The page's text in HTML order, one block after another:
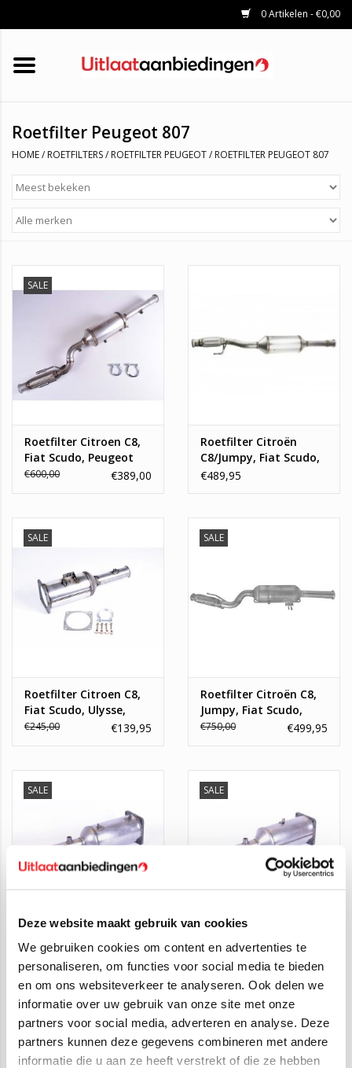
Deze website maakt gebruik van cookies
We gebruiken cookies om content en advertenties te
personaliseren, om functies voor social media te bieden
en om ons websiteverkeer te analyseren. Ook delen we
informatie over uw gebruik van onze site met onze
partners voor social media, adverteren en analyse. Deze
partners kunnen deze gegevens combineren met andere
informatie die u aan ze heeft verstrekt of die ze hebben
0 Artikelen - €0,00
HOME
KATALYSATOREN
UNIVERSELE UITLAATDELEN
Roetfilter Peugeot 807
HOME/ ROETFILTERS/ ROETFILTER PEUGEOT/ ROETFILTER PEUGEOT 807
SALE
Roetfilter Citroen C8,
Fiat Scudo, Peugeot
Expert, Peugeot 807
€600,00 €389,00
Roetfilter Citroën
C8/Jumpy, Fiat Scudo,
Peugeot Expert
€489,95
SALE
Roetfilter Citroen C8,
Fiat Scudo, Ulysse,
Peugeot 807
€245,00 €139,95
SALE
Roetfilter Citroën C8,
Jumpy, Fiat Scudo,
Peugeot 807, Expert
€750,00 €499,95
SALE
Roetfilter Citroen C8,
Peugeot 807, Fiat
€94,95
SALE
Roetfilter Fiat Ulysse,
Peugeot 807, Citroen
C8 2.0
€245,00 €79,00